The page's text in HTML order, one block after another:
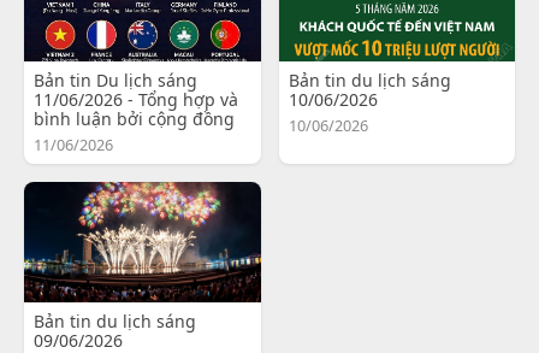
Bản tin Du lịch sáng
11/06/2026 - Tổng hợp và
bình luận bởi cộng đồng
11/06/2026
Bản tin du lịch sáng
10/06/2026
10/06/2026
Bản tin du lịch sáng
09/06/2026